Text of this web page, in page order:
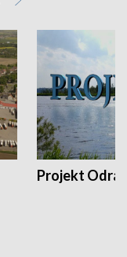
Projekt Odra